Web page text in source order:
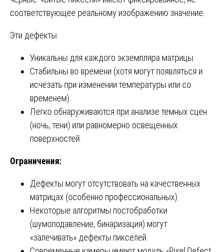
соответствующее реальному изображению значение.
Эти дефекты:
Уникальны для каждого экземпляра матрицы.
Стабильны во времени (хотя могут появляться и
исчезать при изменении температуры или со
временем).
Легко обнаруживаются при анализе темных сцен
(ночь, тени) или равномерно освещенных
поверхностей.
Ограничения:
Дефекты могут отсутствовать на качественных
матрицах (особенно профессиональных).
Некоторые алгоритмы постобработки
(шумоподавление, бинаризация) могут
«залечивать» дефекты пикселей.